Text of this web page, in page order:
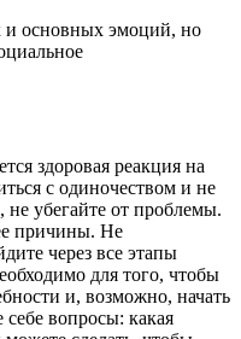
основных эмоций, но
здоровая реакция на
с одиночеством и не
не убегайте от проблемы.
причины. Не
через все этапы
для того, чтобы
и, возможно, начать
вопросы: какая